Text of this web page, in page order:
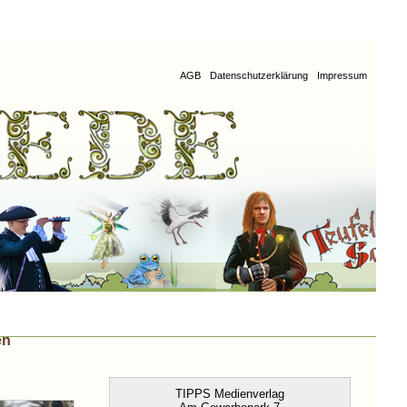
Impressum
Datenschutzerklärung
AGB
TIPPS Medienverlag